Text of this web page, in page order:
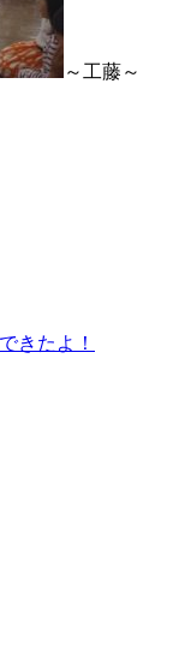
～工藤～
きたよ！